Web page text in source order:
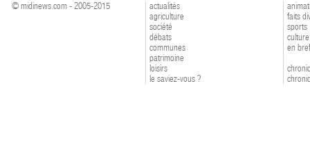
© midinews.com - 2005-2015
actualités
agriculture
société
débats
communes
patrimoine
loisirs
le saviez-vous ?
faits
sports
culture
en bref